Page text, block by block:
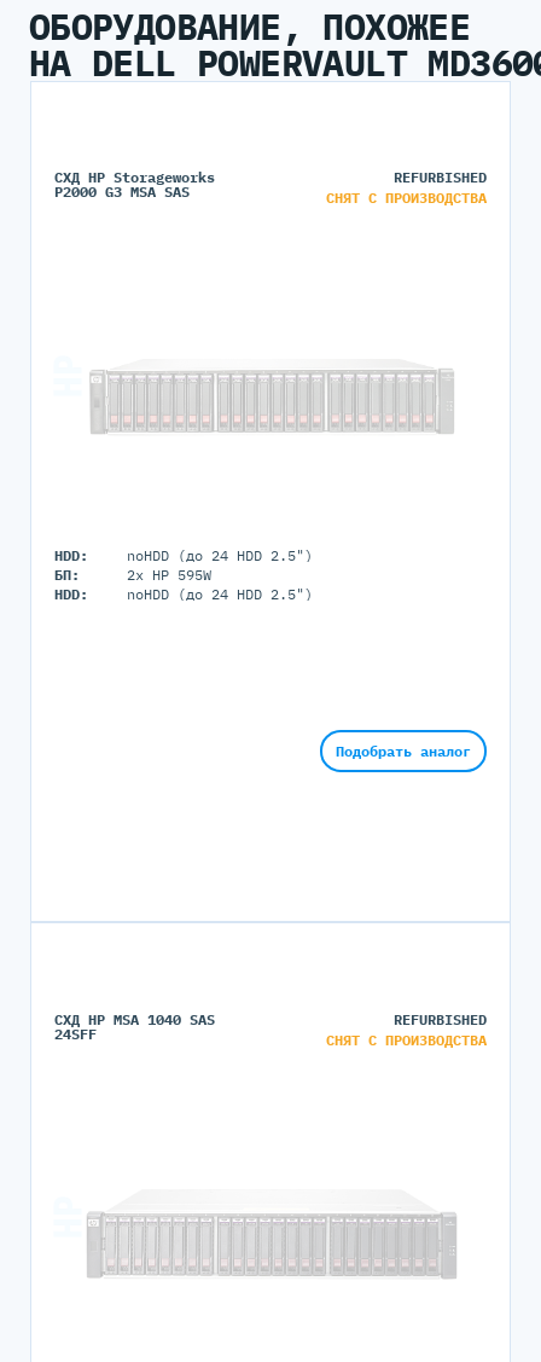
ОБОРУДОВАНИЕ, ПОХОЖЕЕ
НА DELL POWERVAULT
СХД HP Storageworks
P2000 G3 MSA SAS
REFURBISHED
СНЯТ С ПРОИЗВОДСТВА
HDD:
noHDD (до 24 HDD 2.5")
БП:
2x HP 595W
HDD:
noHDD (до 24 HDD 2.5")
Подобрать аналог
СХД HP MSA 1040 SAS
24SFF
REFURBISHED
СНЯТ С ПРОИЗВОДСТВА